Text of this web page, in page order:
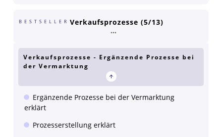
BESTSELLER Verkaufsprozesse (5/13)
Verkaufsprozesse - Ergänzende Prozesse bei
der Vermarktung
Ergänzende Prozesse bei der Vermarktung
erklärt
Prozesserstellung erklärt